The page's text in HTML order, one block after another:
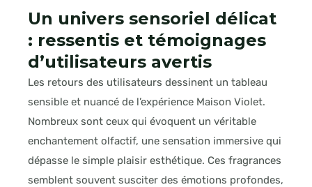
Un univers sensoriel délicat
: ressentis et témoignages
d’utilisateurs avertis
Les retours des utilisateurs dessinent un tableau
sensible et nuancé de l’expérience Maison Violet.
Nombreux sont ceux qui évoquent un véritable
enchantement olfactif, une sensation immersive qui
dépasse le simple plaisir esthétique. Ces fragrances
semblent souvent susciter des émotions profondes,